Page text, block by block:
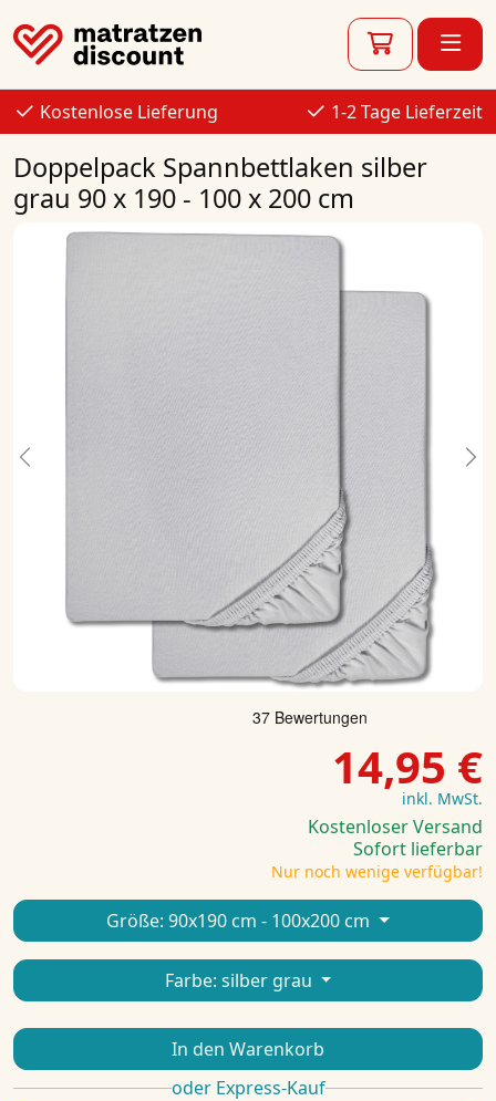
Kostenlose Lieferung 1-2 Tage Lieferzeit
Doppelpack Spannbettlaken silber
grau 90 x 190 - 100 x 200 cm
Previous
14,95 €
inkl. MwSt.
Kostenloser Versand
Sofort lieferbar
Nur noch wenige verfügbar!
Größe: 90x190 cm - 100x200 cm
Farbe: silber grau
In den Warenkorb
oder Express-Kauf